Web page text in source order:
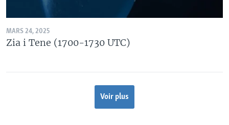
MARS 24, 2025
Zia i Tene (1700-1730 UTC)
Voir plus